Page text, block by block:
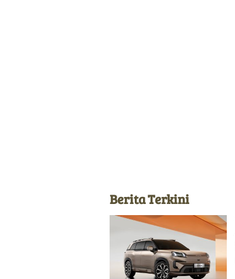
Berita Terkini